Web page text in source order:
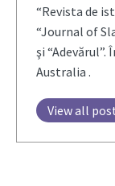
“Revista de
“Journal of
şi
Australia .
View all